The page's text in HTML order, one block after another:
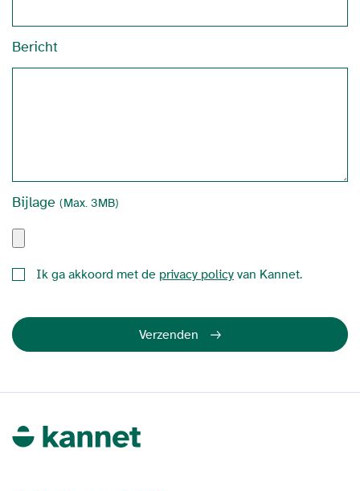
Bericht
Bijlage (Max. 3MB)
Ik ga akkoord met de privacy policy van Kannet.
Verzenden